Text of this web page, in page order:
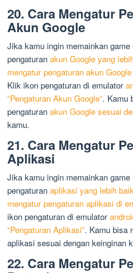
20. Cara Mengatur
Akun Google
Jika kamu ingin memainkan game
pengaturan akun Google yang
mengatur pengaturan akun
Klik ikon pengaturan di emulator
“Pengaturan Akun Google”. Kamu
pengaturan akun Google sesuai
kamu.
21. Cara Mengatur
Aplikasi
Jika kamu ingin memainkan game
pengaturan aplikasi yang lebih
mengatur pengaturan aplikasi di
ikon pengaturan di emulator
“Pengaturan Aplikasi”. Kamu bisa
aplikasi sesuai dengan keinginan
22. Cara Mengatur